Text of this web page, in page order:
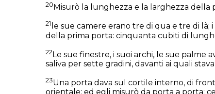
20 Misurò la lunghezza e la larghezza
21 le sue camere erano tre di qua e tre di là;
della prima porta: cinquanta cubiti di
22Le sue finestre, i suoi archi, le sue palme
saliva per sette gradini, davanti ai quali
23Una porta dava sul cortile interno, di
orientale; ed egli misurò da porta a porta: